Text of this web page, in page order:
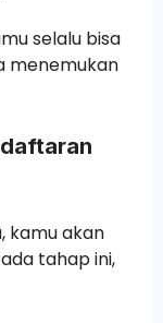
selalu bisa
menemukan
kamu akan
tahap ini,